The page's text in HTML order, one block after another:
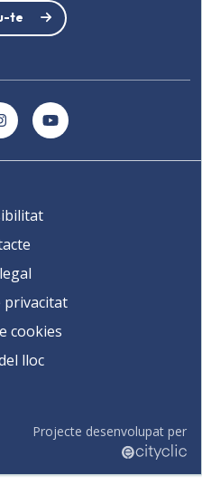
te
YouTube
privacitat
cookies
lloc
Projecte desenvolupat per